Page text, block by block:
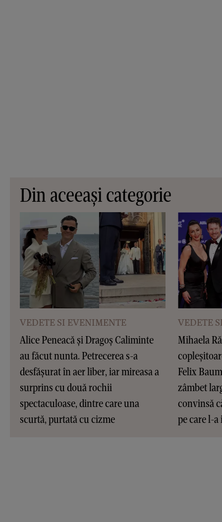
Din aceeași categorie
VEDETE SI EVENIMENTE
Alice Peneacă și Dragoș Caliminte
au făcut nunta. Petrecerea s-a
desfășurat în aer liber, iar mireasa a
surprins cu două rochii
spectaculoase, dintre care una
scurtă, purtată cu cizme
VEDETE
Mihaela
Felix
zâmbet
convinsă
pe care l-